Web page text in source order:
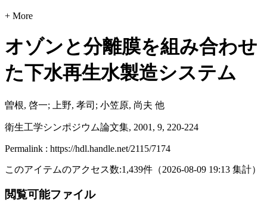
+ More
オゾンと分離膜を組み合わせ
た下水再生水製造システム
曽根, 啓一; 上野, 孝司; 小笠原, 尚夫 他
衛生工学シンポジウム論文集, 2001, 9, 220-224
Permalink : https://hdl.handle.net/2115/7174
このアイテムのアクセス数:1,439件 （2026-08-09 19:13 集計）
閲覧可能ファイル